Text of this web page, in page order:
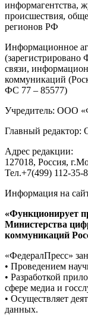
информагентства,
происшествия,
регионов РФ
Информационное
(зарегистрировано
связи,
коммуникаций
ФС 77 – 85577)
Учредитель: ООО
Главный редактор:
Адрес редакции:
127018, Россия,
Тел.+7(499) 112-35-
Информация на
«Функционирует
Министерства
коммуникаций
«ФедералПресс»
• Проведением
• Разработкой
сфере медиа и
• Осуществляет
данных.